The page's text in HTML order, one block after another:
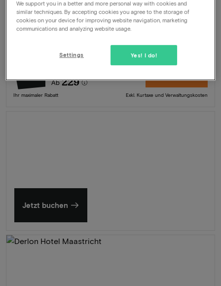
Angebot 2 Nächte für 2 Personen inklusive:
Frühstücksbuffet
Begrüßungsgetränk
Ab 229
Ihr maximaler Rabatt Exkl. Kurtaxe und Verwaltungskosten
Jetzt buchen
We support you in a better and more personal way with cookies and
similar techniques. By accepting cookies you agree to the storage of
cookies on your device for improving website navigation, marketing
communications and analyzing website usage.
Yes! I do!
Settings